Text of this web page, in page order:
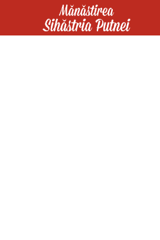
Mergi la conţinutul principal